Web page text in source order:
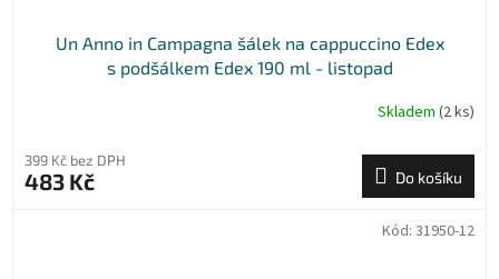
Un Anno in Campagna šálek na cappuccino Edex
s podšálkem Edex 190 ml - listopad
Skladem (2 ks)
399 Kč bez DPH
483 Kč Do košíku
Kód: 31950-12